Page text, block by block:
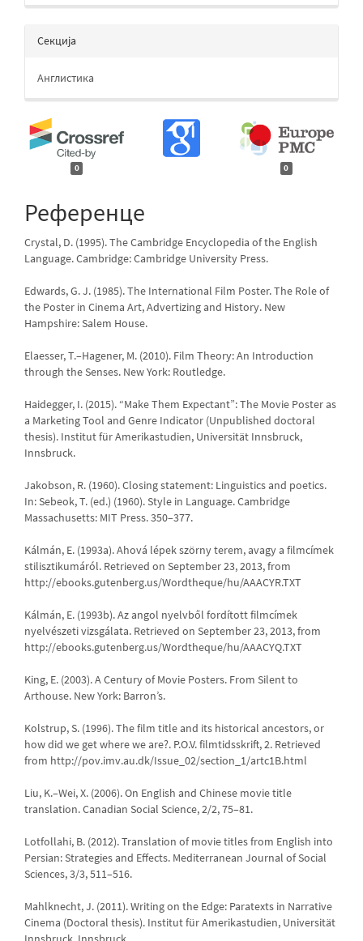
Секција
Англистика
0 0
Референце
Crystal, D. (1995). The Cambridge Encyclopedia of the English
Language. Cambridge: Cambridge University Press.
Edwards, G. J. (1985). The International Film Poster. The Role of
the Poster in Cinema Art, Advertizing and History. New
Hampshire: Salem House.
Elaesser, T.–Hagener, M. (2010). Film Theory: An Introduction
through the Senses. New York: Routledge.
Haidegger, I. (2015). “Make Them Expectant”: The Movie Poster as
a Marketing Tool and Genre Indicator (Unpublished doctoral
thesis). Institut für Amerikastudien, Universität Innsbruck,
Innsbruck.
Jakobson, R. (1960). Closing statement: Linguistics and poetics.
In: Sebeok, T. (ed.) (1960). Style in Language. Cambridge
Massachusetts: MIT Press. 350–377.
Kálmán, E. (1993a). Ahová lépek szörny terem, avagy a filmcímek
stilisztikumáról. Retrieved on September 23, 2013, from
http://ebooks.gutenberg.us/Wordtheque/hu/AAACYR.TXT
Kálmán, E. (1993b). Az angol nyelvből fordított filmcímek
nyelvészeti vizsgálata. Retrieved on September 23, 2013, from
http://ebooks.gutenberg.us/Wordtheque/hu/AAACYQ.TXT
King, E. (2003). A Century of Movie Posters. From Silent to
Arthouse. New York: Barron’s.
Kolstrup, S. (1996). The film title and its historical ancestors, or
how did we get where we are?. P.O.V. filmtidsskrift, 2. Retrieved
from http://pov.imv.au.dk/Issue_02/section_1/artc1B.html
Liu, K.–Wei, X. (2006). On English and Chinese movie title
translation. Canadian Social Science, 2/2, 75–81.
Lotfollahi, B. (2012). Translation of movie titles from English into
Persian: Strategies and Effects. Mediterranean Journal of Social
Sciences, 3/3, 511–516.
Mahlknecht, J. (2011). Writing on the Edge: Paratexts in Narrative
Cinema (Doctoral thesis). Institut für Amerikastudien, Universität